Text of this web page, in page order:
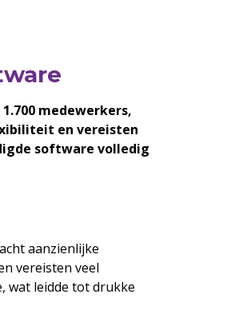
medewerkers,
en vereisten
software volledig
aanzienlijke
vereisten veel
wat leidde tot drukke